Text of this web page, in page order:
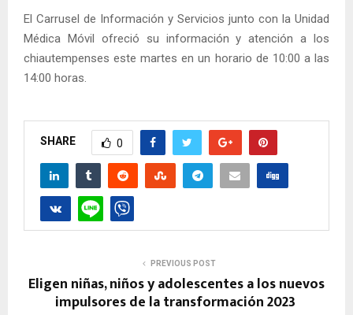
El Carrusel de Información y Servicios junto con la Unidad
Médica Móvil ofreció su información y atención a los
chiautempenses este martes en un horario de 10:00 a las
14:00 horas.
SHARE 0
PREVIOUS POST
Eligen niñas, niños y adolescentes a los nuevos
impulsores de la transformación 2023